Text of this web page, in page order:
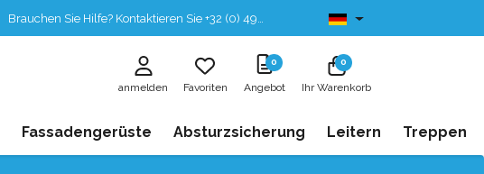
Brauchen Sie Hilfe? Kontaktieren Sie +32 (0) 496 532 330 Ab lager lieferbar
anmelden Favoriten
0
Angebot
0
Ihr Warenkorb
Fassadengerüste Absturzsicherung Leitern Treppen